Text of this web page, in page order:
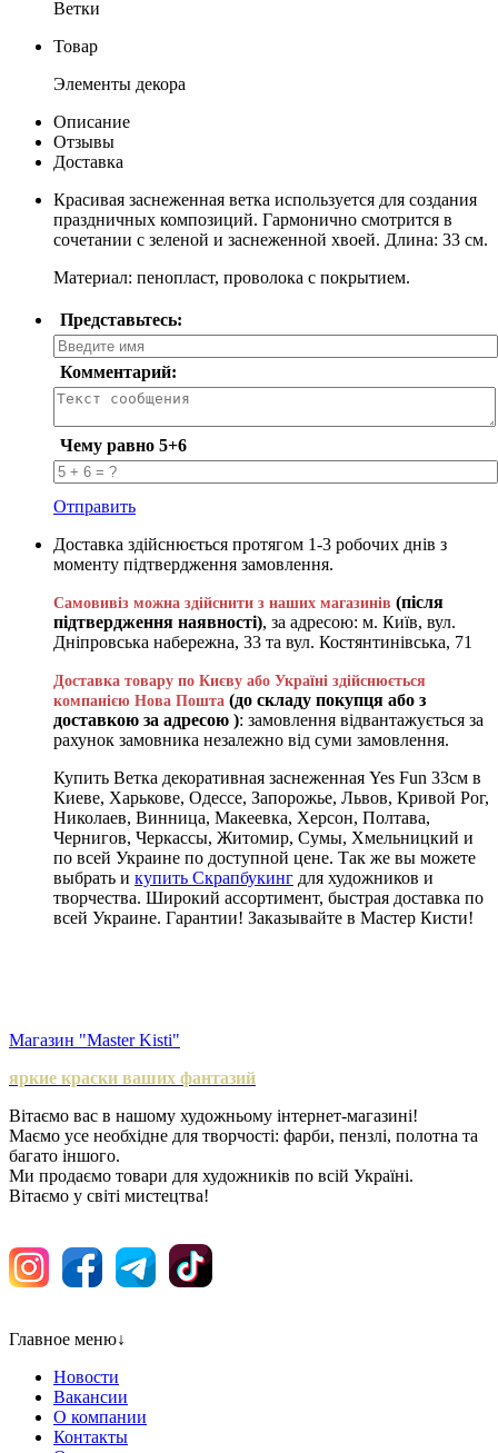
Ветки
Товар
Элементы декора
Описание
Отзывы
Доставка
Красивая заснеженная ветка используется для создания
праздничных композиций. Гармонично смотрится в
сочетании с зеленой и заснеженной хвоей. Длина: 33 см.
Материал: пенопласт, проволока с покрытием.
Представьтесь:
Комментарий:
Чему равно 5+6
Отправить
Доставка здійснюється протягом 1-3 робочих днів з
моменту підтвердження замовлення.
Самовивіз можна здійснити з наших магазинів (після
підтвердження наявності), за адресою: м. Київ, вул.
Дніпровська набережна, 33 та вул. Костянтинівська, 71
Доставка товару по Києву або Україні здійснюється
компанією Нова Пошта (до складу покупця або з
доставкою за адресою ): замовлення відвантажується за
рахунок замовника незалежно від суми замовлення.
Купить Ветка декоративная заснеженная Yes Fun 33см в
Киеве, Харькове, Одессе, Запорожье, Львов, Кривой Рог,
Николаев, Винница, Макеевка, Херсон, Полтава,
Чернигов, Черкассы, Житомир, Сумы, Хмельницкий и
по всей Украине по доступной цене. Так же вы можете
выбрать и купить Скрапбукинг для художников и
творчества. Широкий ассортимент, быстрая доставка по
всей Украине. Гарантии! Заказывайте в Мастер Кисти!
Магазин "Master Kisti"
яркие краски ваших фантазий
Вітаємо вас в нашому художньому інтернет-магазині!
Маємо усе необхідне для творчості: фарби, пензлі, полотна та
багато іншого.
Ми продаємо товари для художників по всій Україні.
Вітаємо у світі мистецтва!
Главное меню↓
Новости
Вакансии
О компании
Контакты